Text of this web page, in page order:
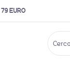
79 EURO